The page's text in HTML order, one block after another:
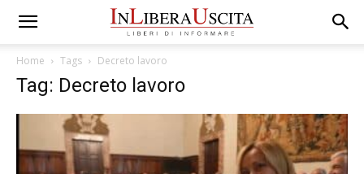
Home Tags Decreto lavoro
Tag: Decreto lavoro